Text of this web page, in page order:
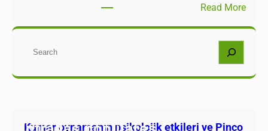
Read More
Buscar
Kumar oynamanın psikolojik etkileri ve Pinco